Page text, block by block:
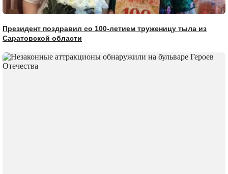
Президент поздравил со 100-летием труженицу тыла из
Саратовской области